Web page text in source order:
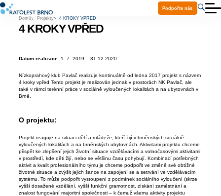
Aktuality
Ke stažení
Praxe a stáže
Kontakty
Podpořte nás
Domů Projekty 4 KROKY VPŘED
4 KROKY VPŘED
Datum realizace: 1. 7. 2019 – 31.12.2020
Nízkoprahový klub Pavlač realizuje kontinuálně od ledna 2017 projekt s názvem
4 kroky vpřed Tento projekt je realizován jednak v prostorách NK Pavlač, ale
také v rámci terénní práce v sociálně vyloučených lokalitách a na ubytovnách v
Brně.
O projektu:
Projekt reaguje na situaci dětí a mládeže, kteří žijí v brněnských sociálně
vyloučených lokalitách a na brněnských ubytovnách. Aktivitami projektu chceme
přispět ke zlepšení jejich životní situace vzdělávacími a volnočasovými aktivitami
v prostředí, kde děti žijí, nebo se většinu času pohybují. Kombinací potřebných
aktivit a kvalit profesionálního týmu je chceme podpořit ve změně své obtížné
životné situace a zvýšit jejich šance na zapojení se a setrvání ve vzdělávacím
systému. To může podpořit vystoupení z podmínek sociálního vyloučení (skrze
vyšší dosažené vzdělání, vyšší funkční gramotnost, získání zaměstnání a
znalost fungování majoritní společnosti – k čemuž všemu aktivity projektu